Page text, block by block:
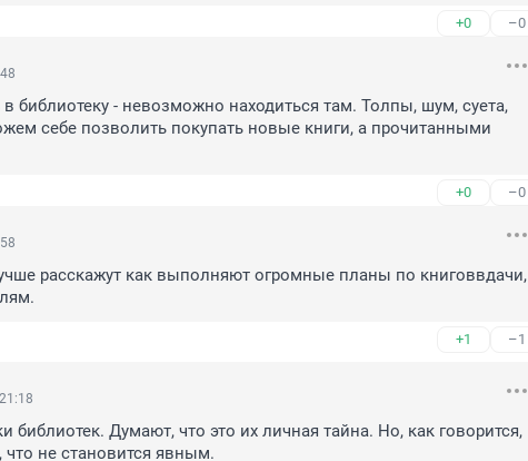
+0 –0
библиотеку - невозможно находиться там. Толпы, шум, суета,
себе позволить покупать новые книги, а прочитанными
+0 –0
расскажут как выполняют огромные планы по книговвдачи,
+1 –1
библиотек. Думают, что это их личная тайна. Но, как говорится,
что не становится явным.